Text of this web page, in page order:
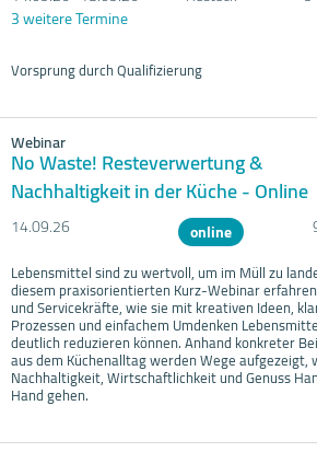
3 weitere Termine
Vorsprung durch Qualifizierung
Webinar
No Waste! Resteverwertung &
Nachhaltigkeit in der Küche - Online
14.09.26 online
Lebensmittel sind zu wertvoll, um im Müll zu
diesem praxisorientierten Kurz-Webinar
und Servicekräfte, wie sie mit kreativen Ideen,
Prozessen und einfachem Umdenken
deutlich reduzieren können. Anhand konkreter
aus dem Küchenalltag werden Wege aufgezeigt,
Nachhaltigkeit, Wirtschaftlichkeit und Genuss
Hand gehen.